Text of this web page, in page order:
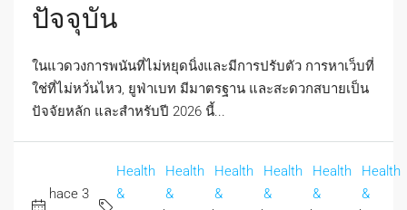
ปัจจุบัน
ในแวดวงการพนันที่ไม่หยุดนิ่งและมีการปรับตัว การหาเว็บที่
ใช่ที่ไม่หวั่นไหว, ยูฟ่าเบท มีมาตรฐาน และสะดวกสบายเป็น
ปัจจัยหลัก และสำหรับปี 2026 นี้...
hace 3
Health
&
Health
&
Health
&
Health
&
Health
&
Health
&